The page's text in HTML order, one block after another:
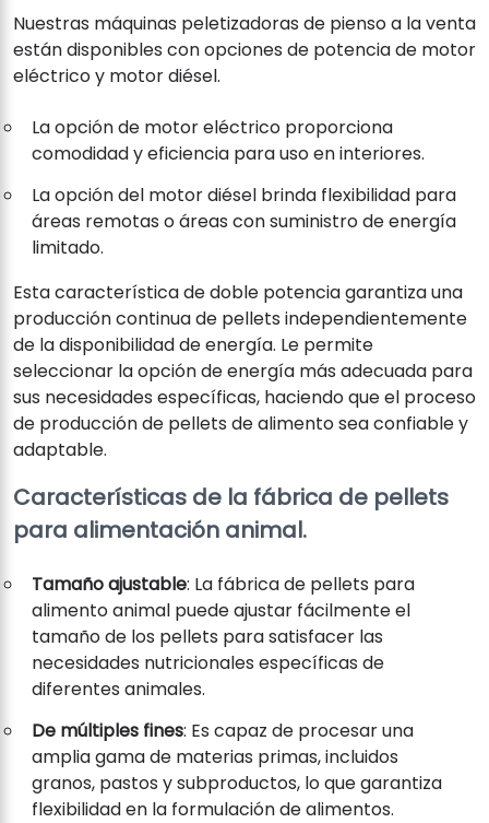
Nuestras máquinas peletizadoras de pienso a la venta
están disponibles con opciones de potencia de motor
eléctrico y motor diésel.
La opción de motor eléctrico proporciona
comodidad y eficiencia para uso en interiores.
La opción del motor diésel brinda flexibilidad para
áreas remotas o áreas con suministro de energía
limitado.
Esta característica de doble potencia garantiza una
producción continua de pellets independientemente
de la disponibilidad de energía. Le permite
seleccionar la opción de energía más adecuada para
sus necesidades específicas, haciendo que el proceso
de producción de pellets de alimento sea confiable y
adaptable.
Características de la fábrica de pellets
para alimentación animal.
Tamaño ajustable: La fábrica de pellets para
alimento animal puede ajustar fácilmente el
tamaño de los pellets para satisfacer las
necesidades nutricionales específicas de
diferentes animales.
De múltiples fines: Es capaz de procesar una
amplia gama de materias primas, incluidos
granos, pastos y subproductos, lo que garantiza
flexibilidad en la formulación de alimentos.